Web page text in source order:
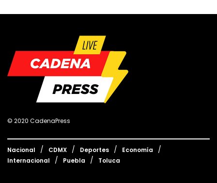
© 2020 CadenaPress
Nacional CDMX Deportes
Economía
Internacional
Puebla Toluca